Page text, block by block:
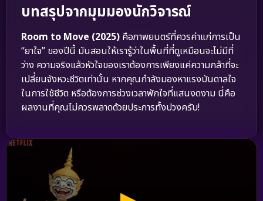
บทสรุปจากมุมมองนักวิจารณ์
Room to Move (2025) คือภาพยนตร์ที่ควรค่าแก่การเป็น
“ยาใจ” ของปีนี้ มันสอนให้เรารู้ว่าในพื้นที่ที่ดูเหมือนจะไม่มีที่
ว่าง ความจริงแล้วหัวใจของเราต้องการเพียงแค่ความกล้าที่จะ
เปลี่ยนจังหวะชีวิตเท่านั้น หากคุณกำลังมองหาแรงบันดาลใจ
ในการใช้ชีวิต หรือต้องการช่วงเวลาพักใจที่แสนงดงาม นี่คือ
ผลงานที่คุณไม่ควรพลาดด้วยประการทั้งปวงครับ!